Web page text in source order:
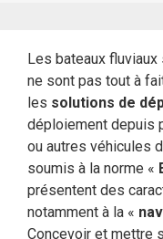
Les bateaux
ne sont pas tout à
les solutions de
déploiement depuis
ou autres véhicules
soumis à la norme «
présentent des
notamment à la «
Concevoir et mettre